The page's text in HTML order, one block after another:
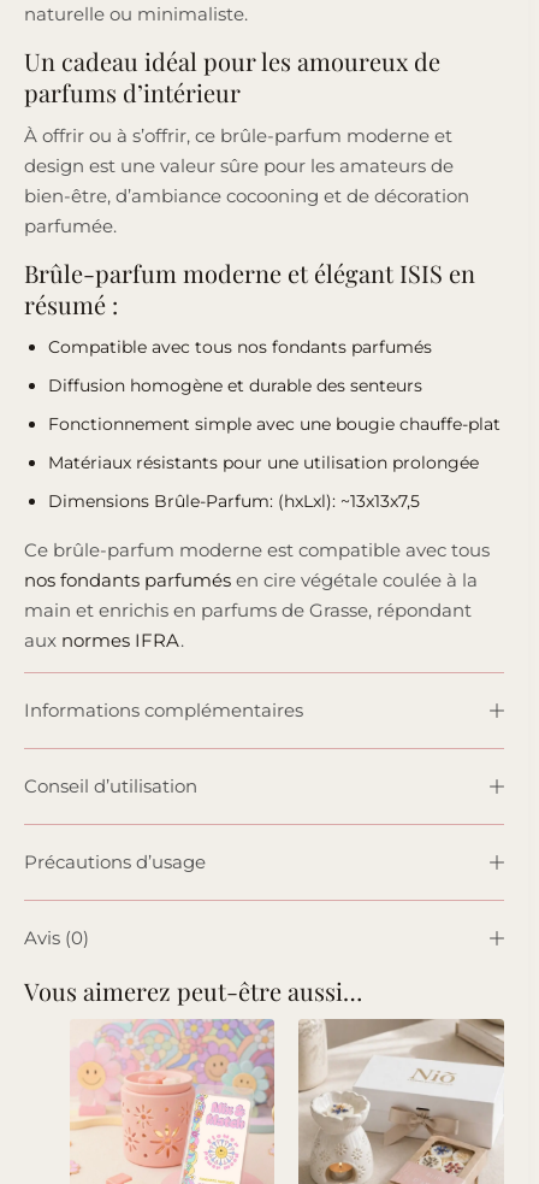
naturelle ou minimaliste.
Un cadeau idéal pour les amoureux de
parfums d’intérieur
À offrir ou à s’offrir, ce brûle-parfum moderne et
design est une valeur sûre pour les amateurs de
bien-être, d’ambiance cocooning et de décoration
parfumée.
Brûle-parfum moderne et élégant ISIS en
résumé :
Compatible avec tous nos fondants parfumés
Diffusion homogène et durable des senteurs
Fonctionnement simple avec une bougie chauffe-plat
Matériaux résistants pour une utilisation prolongée
Dimensions Brûle-Parfum: (hxLxl): ~13x13x7,5
Ce brûle-parfum moderne est compatible avec tous
nos fondants parfumés en cire végétale coulée à la
main et enrichis en parfums de Grasse, répondant
aux normes IFRA.
Informations complémentaires
Conseil d’utilisation
Précautions d’usage
Avis (0)
Vous aimerez peut-être aussi…